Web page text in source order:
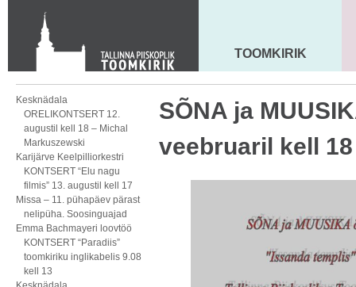
Toom-Kooli 6, 10130 TALLINN
tallinna.toom
+372 644 4140
MAARJA KIRIK
TOOMKIRIK
Kesknädala
ORELIKONTSERT 12.
augustil kell 18 – Michal
Markuszewski
Karijärve Keelpilliorkestri
KONTSERT “Elu nagu
filmis” 13. augustil kell 17
Missa – 11. pühapäev pärast
nelipüha. Soosinguajad
Emma Bachmayeri loovtöö
KONTSERT “Paradiis”
toomkiriku inglikabelis 9.08
kell 13
SÕNA ja
veebruaril kell 18